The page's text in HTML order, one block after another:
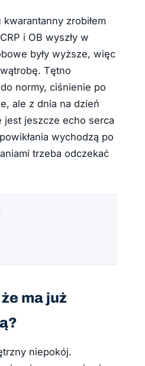
zrobiłem
i OB wyszły w
były wyższe, więc
Tętno
normy, ciśnienie po
ale z dnia na dzień
jest jeszcze echo serca
wychodzą po
trzeba odczekać
ma już
niepokój.